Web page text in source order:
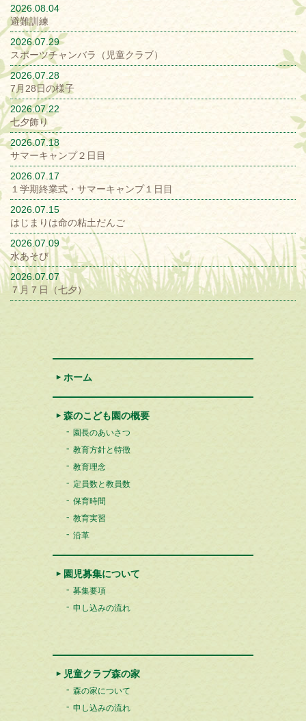
2026.08.04
避難訓練
2026.07.29
スポーツチャンバラ（児童クラブ）
2026.07.28
7月28日の様子
2026.07.22
七夕飾り
2026.07.18
サマーキャンプ２日目
2026.07.17
１学期終業式・サマーキャンプ１日目
2026.07.15
はじまりは命の粘土だんご
2026.07.09
水あそび
2026.07.07
７月７日（七夕）
ホーム
森のこども園の概要
園長のあいさつ
教育方針と特徴
教育理念
定員数と教員数
保育時間
教育実習
沿革
園児募集について
募集要項
申し込みの流れ
児童クラブ森の家
森の家について
申し込みの流れ